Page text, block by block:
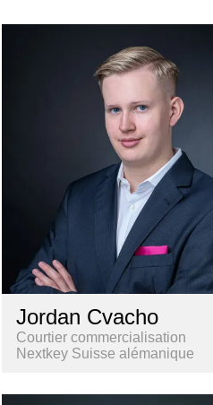
Jordan Cvacho
Courtier commercialisation
Nextkey Suisse alémanique